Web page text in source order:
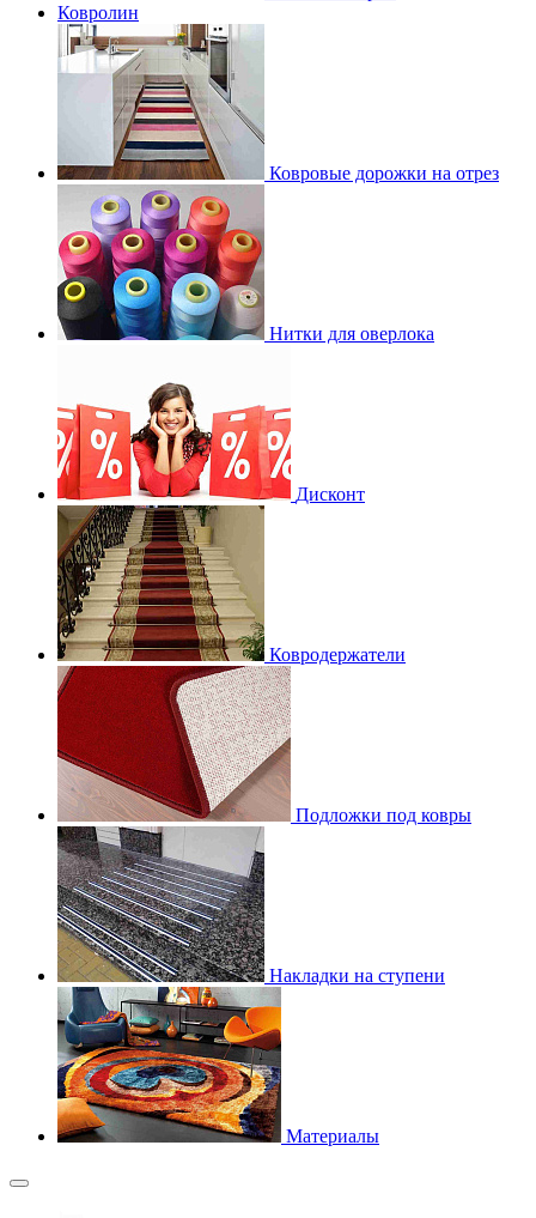
Ковролин
Ковровые дорожки на отрез
Нитки для оверлока
Дисконт
Ковродержатели
Подложки под ковры
Накладки на ступени
Материалы